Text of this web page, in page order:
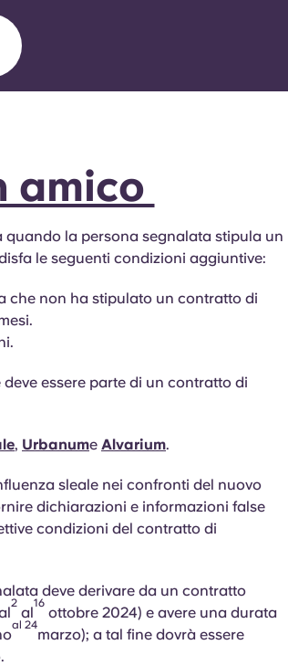
Chi siamo
Domande frequenti
Blog
amico
la persona segnalata stipula un
le seguenti condizioni aggiuntive:
che non ha stipulato un contratto di
essere parte di un contratto di
, Urbanume Alvarium.
sleale nei confronti del nuovo
dichiarazioni e informazioni false
condizioni del contratto di
deve derivare da un contratto
2
al
16
ottobre 2024) e avere una durata
al 24
marzo); a tal fine dovrà essere